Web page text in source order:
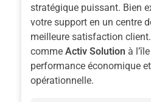
stratégique puissant. Bien
votre support en un centre
meilleure satisfaction
comme Activ Solution à
performance économique
opérationnelle.